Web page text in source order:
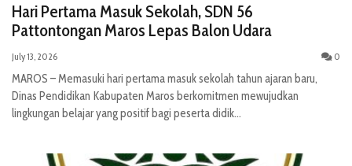
Hari Pertama Masuk Sekolah, SDN 56
Pattontongan Maros Lepas Balon Udara
July 13, 2026 0
MAROS – Memasuki hari pertama masuk sekolah tahun ajaran baru,
Dinas Pendidikan Kabupaten Maros berkomitmen mewujudkan
lingkungan belajar yang positif bagi peserta didik...